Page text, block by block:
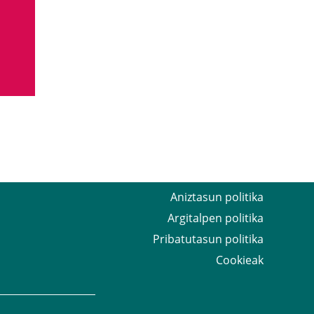
Aniztasun politika
Argitalpen politika
Pribatutasun politika
Cookieak